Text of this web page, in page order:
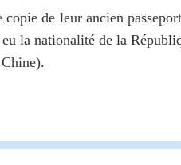
de leur ancien
la nationalité de la